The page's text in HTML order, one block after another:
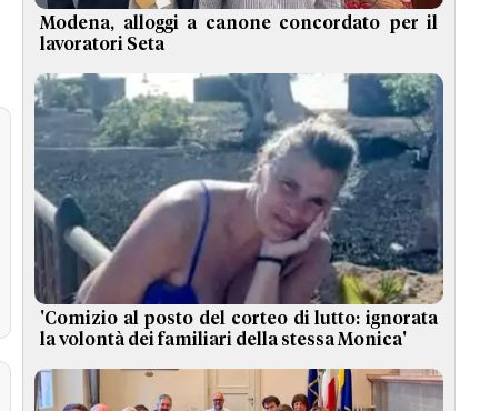
Modena, alloggi a canone concordato per il
lavoratori Seta
'Comizio al posto del corteo di lutto: ignorata
la volontà dei familiari della stessa Monica'